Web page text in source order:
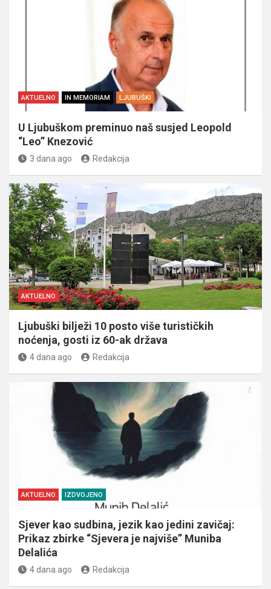
AKTUELNO IN MEMORIAM LJUBUŠKI
U Ljubuškom preminuo naš susjed Leopold
“Leo” Knezović
3 dana ago Redakcija
AKTUELNO
Ljubuški bilježi 10 posto više turističkih
noćenja, gosti iz 60-ak država
4 dana ago Redakcija
AKTUELNO IZDVOJENO
Sjever kao sudbina, jezik kao jedini zavičaj:
Prikaz zbirke “Sjevera je najviše” Muniba
Delalića
4 dana ago Redakcija